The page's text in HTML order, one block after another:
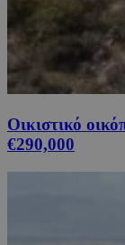
Οικιστικό
€290,000